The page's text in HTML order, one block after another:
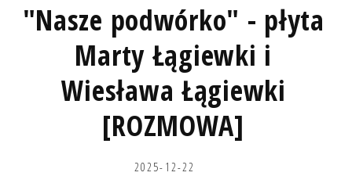
"Nasze podwórko" - płyta
Marty Łągiewki i
Wiesława Łągiewki
[ROZMOWA]
2025-12-22